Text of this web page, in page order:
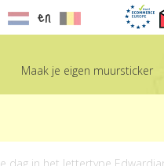
en
Maak je eigen muursticker